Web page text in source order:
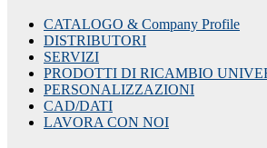
CATALOGO & Company Profile
DISTRIBUTORI
SERVIZI
PRODOTTI DI RICAMBIO
PERSONALIZZAZIONI
CAD/DATI
LAVORA CON NOI